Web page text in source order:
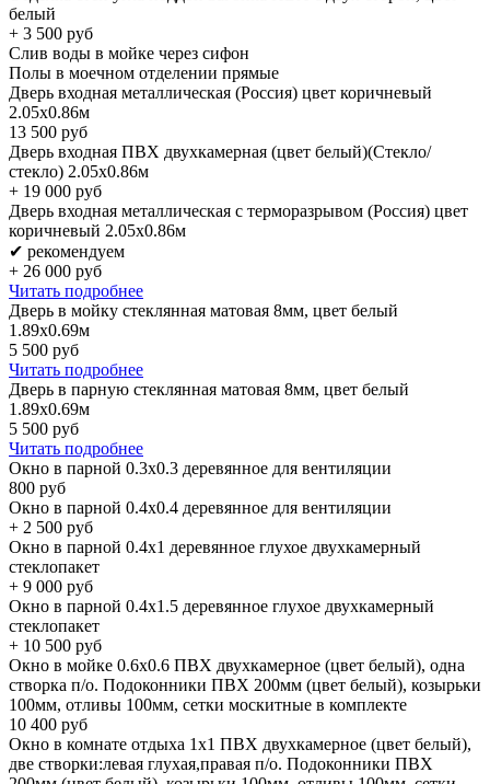
белый
+ 3 500 руб
Слив воды в мойке через сифон
Полы в моечном отделении прямые
Дверь входная металлическая (Россия) цвет коричневый
2.05х0.86м
13 500 руб
Дверь входная ПВХ двухкамерная (цвет белый)(Стекло/
стекло) 2.05х0.86м
+ 19 000 руб
Дверь входная металлическая с терморазрывом (Россия) цвет
коричневый 2.05х0.86м
✔ рекомендуем
+ 26 000 руб
Читать подробнее
Дверь в мойку стеклянная матовая 8мм, цвет белый
1.89х0.69м
5 500 руб
Читать подробнее
Дверь в парную стеклянная матовая 8мм, цвет белый
1.89х0.69м
5 500 руб
Читать подробнее
Окно в парной 0.3х0.3 деревянное для вентиляции
800 руб
Окно в парной 0.4х0.4 деревянное для вентиляции
+ 2 500 руб
Окно в парной 0.4х1 деревянное глухое двухкамерный
стеклопакет
+ 9 000 руб
Окно в парной 0.4х1.5 деревянное глухое двухкамерный
стеклопакет
+ 10 500 руб
Окно в мойке 0.6х0.6 ПВХ двухкамерное (цвет белый), одна
створка п/о. Подоконники ПВХ 200мм (цвет белый), козырьки
100мм, отливы 100мм, сетки москитные в комплекте
10 400 руб
Окно в комнате отдыха 1х1 ПВХ двухкамерное (цвет белый),
две створки:левая глухая,правая п/о. Подоконники ПВХ